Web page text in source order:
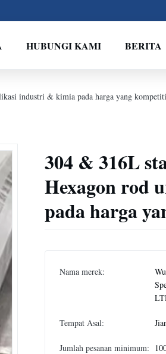
HUBUNGI KAMI BERITA
industri & kimia pada harga yang
304 & 316L
Hexagon rod
pada harga
Nama merek:
Tempat Asal:
Jumlah pesanan minimum: